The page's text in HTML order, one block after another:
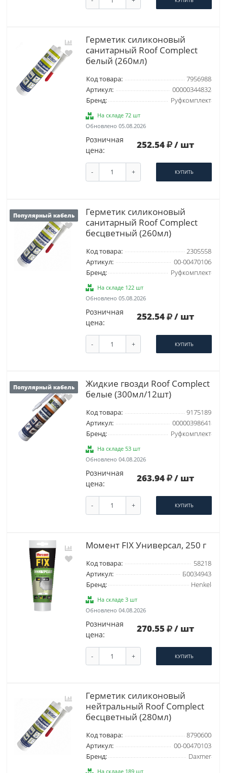
Герметик силиконовый
санитарный Roof Complect
белый (260мл)
Код товара:
7956988
Артикул:
00000344832
Бренд:
Руфкомплект
На складе 72 шт
Обновлено 05.08.2026
Розничная
цена:
252.54 / шт
- + КУПИТЬ
Популярный кабель
Герметик силиконовый
санитарный Roof Complect
беcцветный (260мл)
Код товара:
2305558
Артикул:
00-00470106
Бренд:
Руфкомплект
На складе 122 шт
Обновлено 05.08.2026
Розничная
цена:
252.54 / шт
- + КУПИТЬ
Популярный кабель
Жидкие гвозди Roof Complect
белые (300мл/12шт)
Код товара:
9175189
Артикул:
00000398641
Бренд:
Руфкомплект
На складе 53 шт
Обновлено 04.08.2026
Розничная
цена:
263.94 / шт
- + КУПИТЬ
Момент FIX Универсал, 250 г
Код товара:
58218
Артикул:
Б0034943
Бренд:
Henkel
На складе 3 шт
Обновлено 04.08.2026
Розничная
цена:
270.55 / шт
- + КУПИТЬ
Герметик силиконовый
нейтральный Roof Complect
беcцветный (280мл)
Код товара:
8790600
Артикул:
00-00470103
Бренд:
Daxmer
На складе 189 шт